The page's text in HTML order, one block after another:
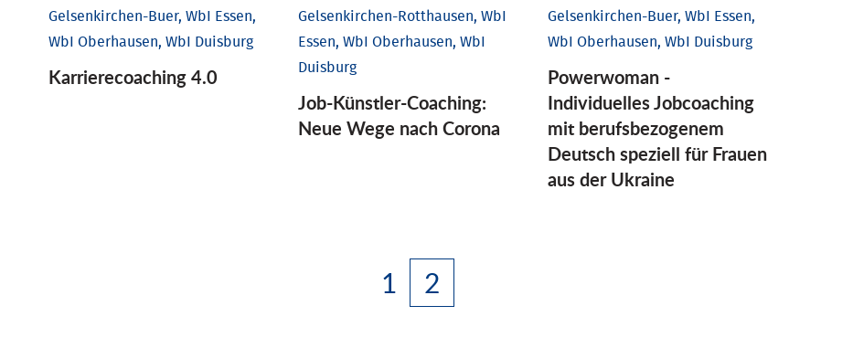
Gelsenkirchen-Buer, WbI Essen,
WbI Oberhausen, WbI Duisburg
Karriere­coaching 4.0
Gelsenkirchen-Rotthausen, WbI
Essen, WbI Oberhausen, WbI
Duisburg
Job-Künstler-Coaching:
Neue Wege nach Corona
Gelsenkirchen-Buer, WbI Essen,
WbI Oberhausen, WbI Duisburg
Powerwoman -
Individuelles Jobcoaching
mit berufsbezogenem
Deutsch speziell für Frauen
aus der Ukraine
1 2